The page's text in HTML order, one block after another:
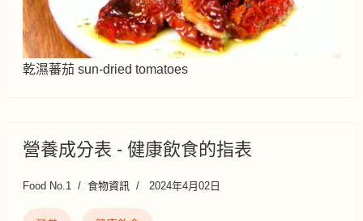
乾濕蕃茄 sun-dried tomatoes
營養成分表 - 健康飲食的指表
Food No.1 食物資訊 2024年4月02日